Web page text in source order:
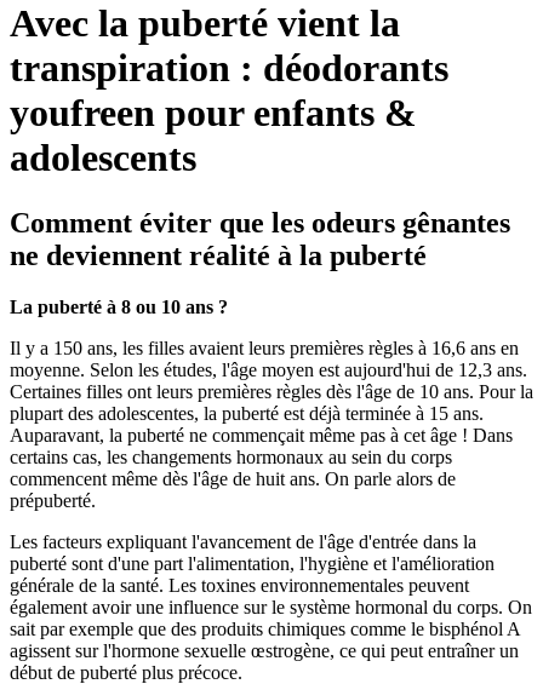
Avec la puberté vient la
transpiration : déodorants
youfreen pour enfants &
adolescents
Comment éviter que les odeurs gênantes
ne deviennent réalité à la puberté
La puberté à 8 ou 10 ans ?
Il y a 150 ans, les filles avaient leurs premières règles à 16,6 ans en
moyenne. Selon les études, l'âge moyen est aujourd'hui de 12,3 ans.
Certaines filles ont leurs premières règles dès l'âge de 10 ans. Pour la
plupart des adolescentes, la puberté est déjà terminée à 15 ans.
Auparavant, la puberté ne commençait même pas à cet âge ! Dans
certains cas, les changements hormonaux au sein du corps
commencent même dès l'âge de huit ans. On parle alors de
prépuberté.
Les facteurs expliquant l'avancement de l'âge d'entrée dans la
puberté sont d'une part l'alimentation, l'hygiène et l'amélioration
générale de la santé. Les toxines environnementales peuvent
également avoir une influence sur le système hormonal du corps. On
sait par exemple que des produits chimiques comme le bisphénol A
agissent sur l'hormone sexuelle œstrogène, ce qui peut entraîner un
début de puberté plus précoce.